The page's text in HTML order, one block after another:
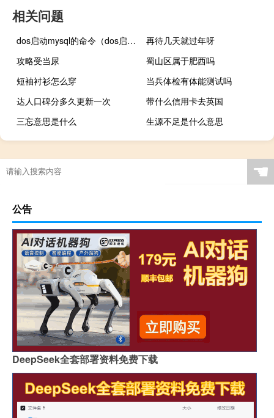
相关问题
dos启动mysql的命令（dos启动）
再待几天就过年呀
攻略受当尿
蜀山区属于肥西吗
短袖衬衫怎么穿
当兵体检有体能测试吗
达人口碑分多久更新一次
带什么信用卡去英国
三忘意思是什么
生源不足是什么意思
☚
公告
DeepSeek全套部署资料免费下载